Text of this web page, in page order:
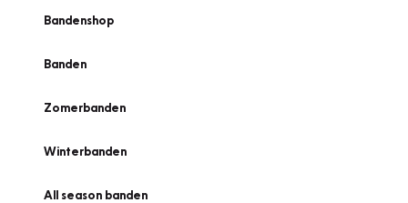
Bandenshop
Banden
Zomerbanden
Winterbanden
All season banden